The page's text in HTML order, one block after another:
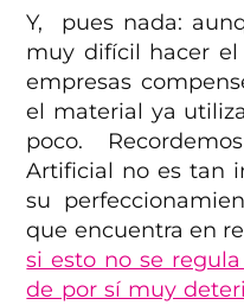
Y, pues nada:
muy difícil hacer el
empresas
el material ya
poco.
Artificial no es tan
su
que encuentra en
si esto no se
de por sí muy